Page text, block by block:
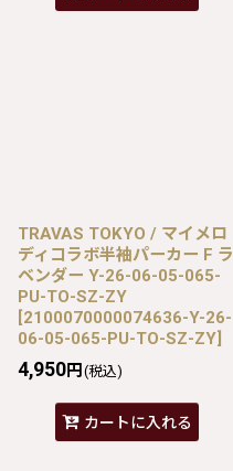
TRAVAS TOKYO / マイメロ
ディコラボ半袖パーカー F ラ
ベンダー Y-26-06-05-065-
PU-TO-SZ-ZY
[2100070000074636-Y-26-
06-05-065-PU-TO-SZ-ZY]
4,950円 (税込)
カートに入れる